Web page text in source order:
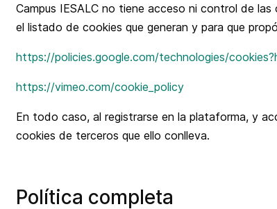
Campus IESALC no tiene acceso ni control de
el listado de cookies que generan y para que
https://policies.google.com/technologies/
https://vimeo.com/cookie_policy
En todo caso, al registrarse en la plataforma, y
cookies de terceros que ello conlleva.
Política completa